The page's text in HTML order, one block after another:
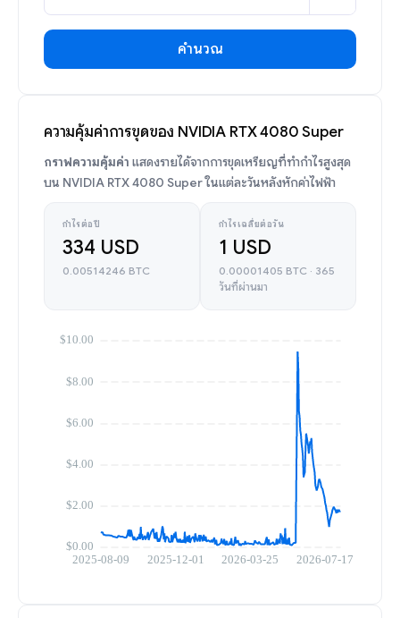
คำนวณ
ความคุ้มค่าการขุดของ NVIDIA RTX 4080 Super
กราฟความคุ้มค่า แสดงรายได้จากการขุดเหรียญที่ทำกำไรสูงสุด
บน NVIDIA RTX 4080 Super ในแต่ละวันหลังหักค่าไฟฟ้า
กำไรต่อปี
334 USD
0.00514246 BTC
กำไรเฉลี่ยต่อวัน
1 USD
0.00001405 BTC · 365
วันที่ผ่านมา